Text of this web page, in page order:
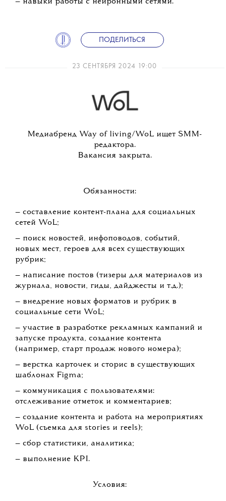
— навыки работы с нейронными сетями.
ПОДЕЛИТЬСЯ
23 СЕНТЯБРЯ 2024 19:00
Медиабренд Way of living/WoL ищет SMM-
редактора.
Вакансия закрыта.
Обязанности:
— составление контент-плана для социальных
сетей WoL;
— поиск новостей, инфоповодов, событий,
новых мест, героев для всех существующих
рубрик;
— написание постов (тизеры для материалов из
журнала, новости, гиды, дайджесты и т.д.);
— внедрение новых форматов и рубрик в
социальные сети WoL;
— участие в разработке рекламных кампаний и
запуске продукта, создание контента
(например, старт продаж нового номера);
— верстка карточек и сторис в существующих
шаблонах Figma;
— коммуникация с пользователями:
отслеживание отметок и комментариев;
— создание контента и работа на мероприятиях
WoL (съемка для stories и reels);
— сбор статистики, аналитика;
— выполнение KPI.
Условия: